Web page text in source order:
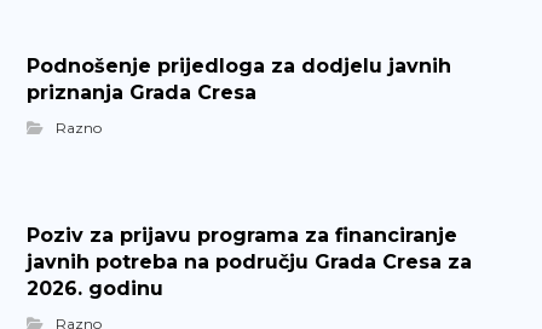
Podnošenje prijedloga za dodjelu javnih
priznanja Grada Cresa
Razno
Poziv za prijavu programa za financiranje
javnih potreba na području Grada Cresa za
2026. godinu
Razno